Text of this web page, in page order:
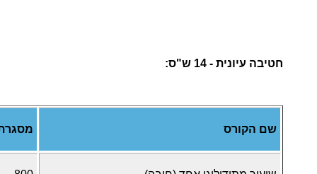
חטיבה עיונית - 14 ש"ס:
שם הקורס